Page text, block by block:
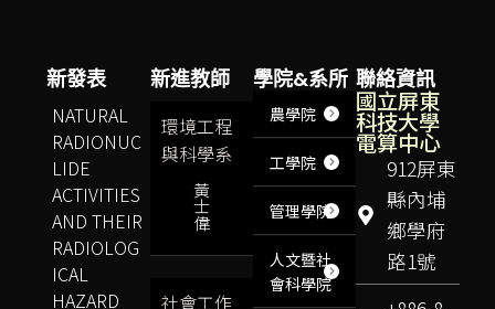
聯絡資訊
國立屏東
科技大學
電算中心
912屏東
縣內埔
鄉學府
路1號
學院&系所
農學院
工學院
管理學院
人文暨社
會科學院
新進教師
環境工程
與科學系
黃
士
偉
社會工作
新發表
NATURAL
RADIONUC
LIDE
ACTIVITIES
AND THEIR
RADIOLOG
ICAL
HAZARD